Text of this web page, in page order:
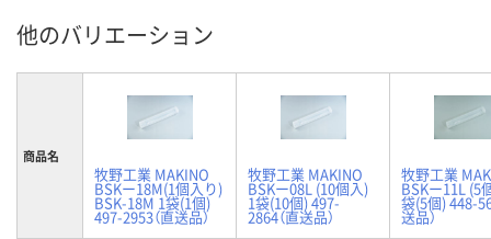
他のバリエーション
商品名
牧野工業 MAKINO
BSKー18M(1個入り)
BSK-18M 1袋(1個)
497-2953（直送品）
牧野工業 MAKINO
BSKー08L (10個入)
1袋(10個) 497-
2864（直送品）
牧野工業
BSKー11L (5
袋(5個) 448-
送品）